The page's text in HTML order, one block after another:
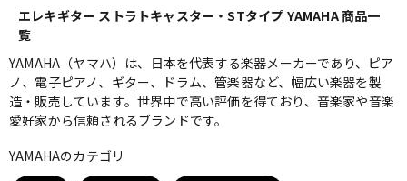
エレキギター アコギ/エレアコ
ベース
エレキギター ストラトキャスター・STタイプ YAMAHA 商品一
覧
YAMAHA（ヤマハ）は、日本を代表する楽器メーカーであり、ピア
ノ、電子ピアノ、ギター、ドラム、管楽器など、幅広い楽器を製
造・販売しています。世界中で高い評価を得ており、音楽家や音楽
愛好家から信頼されるブランドです。
YAMAHAのカテゴリ